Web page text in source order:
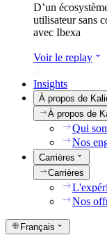
D’un
utilisateur sans
avec Ibexa
Voir le replay
Insights
À propos de
À propos de
Qui
Nos
Carrières
Carrières
Nos
Français